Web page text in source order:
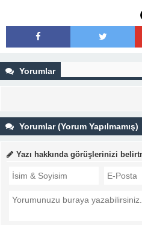
Yorumlar
Yorumlar (Yorum Yapılmamış)
Yazı hakkında görüşlerinizi